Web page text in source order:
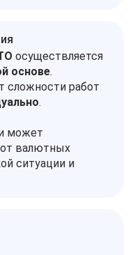
осуществляется
основе.
сложности работ
.
может
валютных
ситуации и